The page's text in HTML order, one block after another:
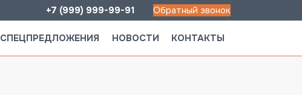
+7 (999) 999-99-91 Обратный звонок
СПЕЦПРЕДЛОЖЕНИЯ НОВОСТИ КОНТАКТЫ